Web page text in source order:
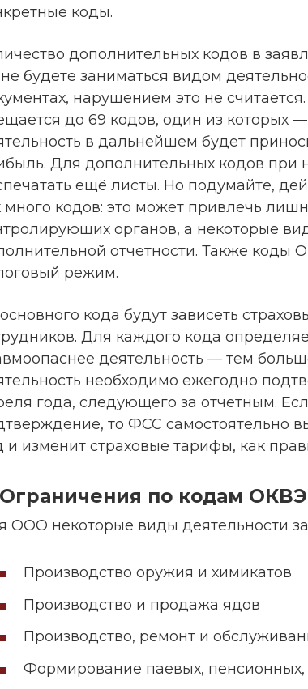
коды.
дополнительных кодов в
будете заниматься видом
нарушением это не
до 69 кодов, один из которых
в дальнейшем будет
Для дополнительных кодов при
ещё листы. Но подумайте,
много кодов: это может привлечь
органов, а некоторые
отчетности. Также коды
режим.
кода будут зависеть
Для каждого кода
деятельность — тем
необходимо ежегодно
года, следующего за отчетным.
то ФСС самостоятельно
и изменит страховые тарифы, как
по кодам
ООО некоторые виды деятельности
Производство оружия и химикатов
Производство и продажа ядов
Производство, ремонт и
Формирование паевых,